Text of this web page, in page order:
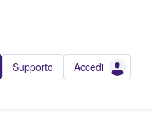
Supporto Accedi